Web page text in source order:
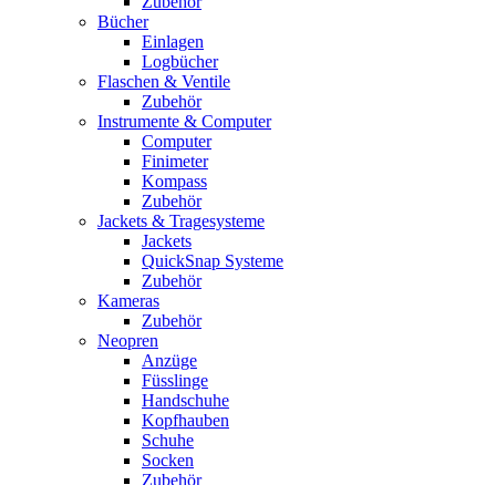
Bücher
Einlagen
Logbücher
Flaschen & Ventile
Zubehör
Instrumente & Computer
Computer
Finimeter
Kompass
Zubehör
Jackets & Tragesysteme
Jackets
QuickSnap Systeme
Zubehör
Kameras
Zubehör
Neopren
Anzüge
Füsslinge
Handschuhe
Kopfhauben
Schuhe
Socken
Zubehör